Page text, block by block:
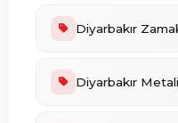
Diyarbakır
Diyarbakır